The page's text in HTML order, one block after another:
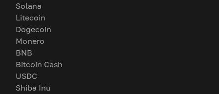
Solana
Litecoin
Dogecoin
Monero
BNB
Bitcoin Cash
USDC
Shiba Inu